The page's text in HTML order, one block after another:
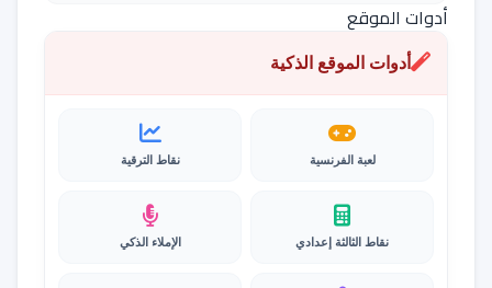
أدوات الموقع
أدوات الموقع الذكية
لعبة الفرنسية نقاط الترقية
نقاط الثالثة إعدادي الإملاء الذكي